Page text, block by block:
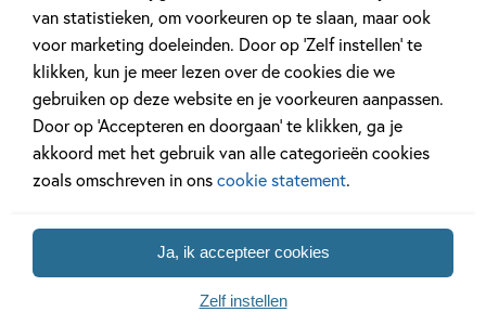
van statistieken, om voorkeuren op te slaan, maar ook
voor marketing doeleinden. Door op ‘Zelf instellen’ te
klikken, kun je meer lezen over de cookies die we
gebruiken op deze website en je voorkeuren aanpassen.
Door op ‘Accepteren en doorgaan’ te klikken, ga je
akkoord met het gebruik van alle categorieën cookies
zoals omschreven in onscookie statement.
Ja, ik accepteer cookies
Zelf instellen
ik lees
informatief – ik
en mijn lijf
ik lees
informatief – wie
ben jij?
Jolanda Horsten, Lindy
1299
Hardcover
ik lees
Pakket
77,